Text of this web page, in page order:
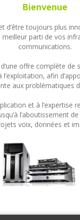
Bienvenue
d’être toujours plus
meilleur parti de vos
communications.
offre complète de
l’exploitation, afin
aux problématiques
et à l’expertise
l’aboutissement
voix, données et